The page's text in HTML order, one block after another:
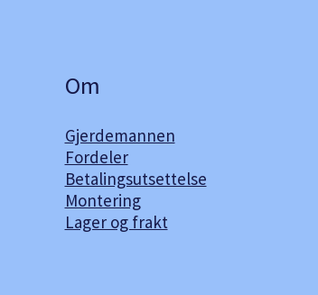
Om
Gjerdemannen
Fordeler
Betalingsutsettelse
Montering
Lager og frakt